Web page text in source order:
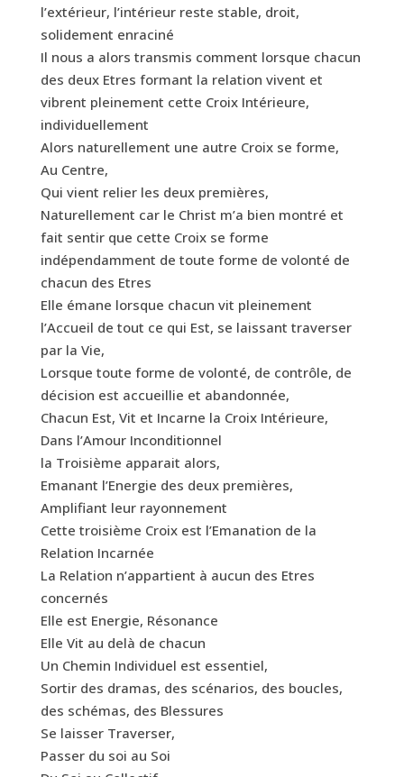
l’extérieur, l’intérieur reste stable, droit,
solidement enraciné
Il nous a alors transmis comment lorsque chacun
des deux Etres formant la relation vivent et
vibrent pleinement cette Croix Intérieure,
individuellement
Alors naturellement une autre Croix se forme,
Au Centre,
Qui vient relier les deux premières,
Naturellement car le Christ m’a bien montré et
fait sentir que cette Croix se forme
indépendamment de toute forme de volonté de
chacun des Etres
Elle émane lorsque chacun vit pleinement
l’Accueil de tout ce qui Est, se laissant traverser
par la Vie,
Lorsque toute forme de volonté, de contrôle, de
décision est accueillie et abandonnée,
Chacun Est, Vit et Incarne la Croix Intérieure,
Dans l’Amour Inconditionnel
la Troisième apparait alors,
Emanant l’Energie des deux premières,
Amplifiant leur rayonnement
Cette troisième Croix est l’Emanation de la
Relation Incarnée
La Relation n’appartient à aucun des Etres
concernés
Elle est Energie, Résonance
Elle Vit au delà de chacun
Un Chemin Individuel est essentiel,
Sortir des dramas, des scénarios, des boucles,
des schémas, des Blessures
Se laisser Traverser,
Passer du soi au Soi